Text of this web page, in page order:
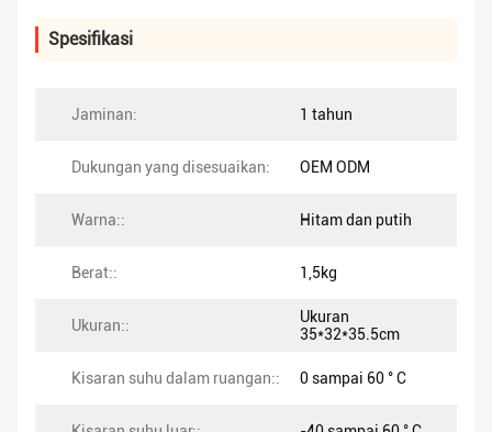
Spesifikasi
Jaminan: 1 tahun
Dukungan yang disesuaikan: OEM ODM
Warna:: Hitam dan putih
Berat:: 1,5kg
Ukuran::
Ukuran
35*32*35.5cm
Kisaran suhu dalam ruangan:: 0 sampai 60 ° C